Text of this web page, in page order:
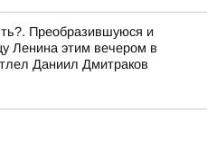
Преобразившуюся и
Ленина этим вечером в
Даниил Дмитраков